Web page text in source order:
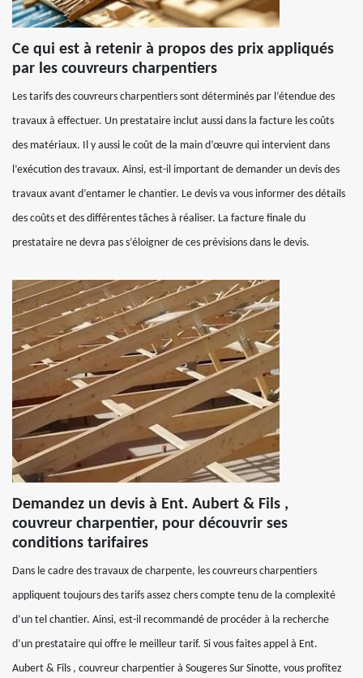
Ce qui est à retenir à propos des prix appliqués
par les couvreurs charpentiers
Les tarifs des couvreurs charpentiers sont déterminés par l’étendue des
travaux à effectuer. Un prestataire inclut aussi dans la facture les coûts
des matériaux. Il y aussi le coût de la main d’œuvre qui intervient dans
l’exécution des travaux. Ainsi, est-il important de demander un devis des
travaux avant d’entamer le chantier. Le devis va vous informer des détails
des coûts et des différentes tâches à réaliser. La facture finale du
prestataire ne devra pas s’éloigner de ces prévisions dans le devis.
Demandez un devis à Ent. Aubert & Fils ,
couvreur charpentier, pour découvrir ses
conditions tarifaires
Dans le cadre des travaux de charpente, les couvreurs charpentiers
appliquent toujours des tarifs assez chers compte tenu de la complexité
d’un tel chantier. Ainsi, est-il recommandé de procéder à la recherche
d’un prestataire qui offre le meilleur tarif. Si vous faites appel à Ent.
Aubert & Fils , couvreur charpentier à Sougeres Sur Sinotte, vous profitez